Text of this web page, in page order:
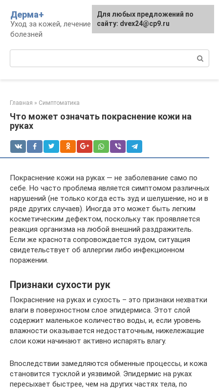
контенту
Дерма+
Уход за кожей, лечение дерматологических
болезней
Главная » Симптоматика
Что может означать покраснение кожи на
руках
Покраснение кожи на руках — не заболевание само по
себе. Но часто проблема является симптомом различных
нарушений (не только когда есть зуд и шелушение, но и в
ряде других случаев). Иногда это может быть легким
косметическим дефектом, поскольку так проявляется
реакция организма на любой внешний раздражитель.
Если же краснота сопровождается зудом, ситуация
свидетельствует об аллергии либо инфекционном
поражении.
Признаки сухости рук
Покраснение на руках и сухость – это признаки нехватки
влаги в поверхностном слое эпидермиса. Этот слой
содержит маленькое количество воды, и, если уровень
влажности оказывается недостаточным, нижележащие
слои кожи начинают активно испарять влагу.
Впоследствии замедляются обменные процессы, и кожа
становится тусклой и уязвимой. Эпидермис на руках
пересыхает быстрее, чем на других частях тела, по
Для любых предложений по
сайту: dvex24@cp9.ru